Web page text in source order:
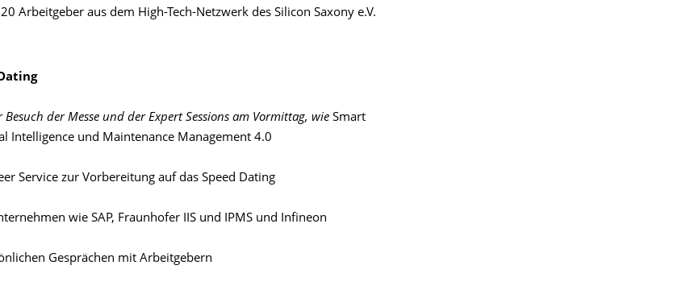
Arbeitgeber aus dem High-Tech-Netzwerk des Silicon Saxony e.V.
der Messe und der Expert Sessions am Vormittag, wie Smart
Intelligence und Maintenance Management 4.0
Service zur Vorbereitung auf das Speed Dating
wie SAP, Fraunhofer IIS und IPMS und Infineon
Gesprächen mit Arbeitgebern